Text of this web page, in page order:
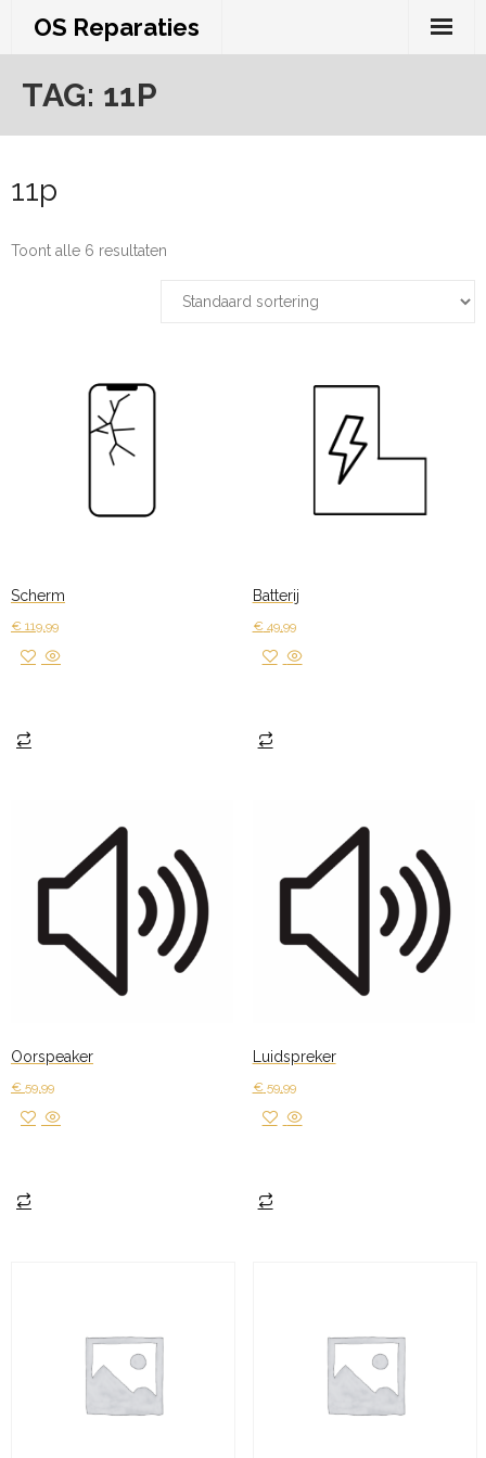
OS Reparaties
TAG: 11P
11p
Toont alle 6 resultaten
Scherm
€ 119,99
Batterij
€49,99
Oorspeaker
€ 59,99
Luidspreker
€59,99